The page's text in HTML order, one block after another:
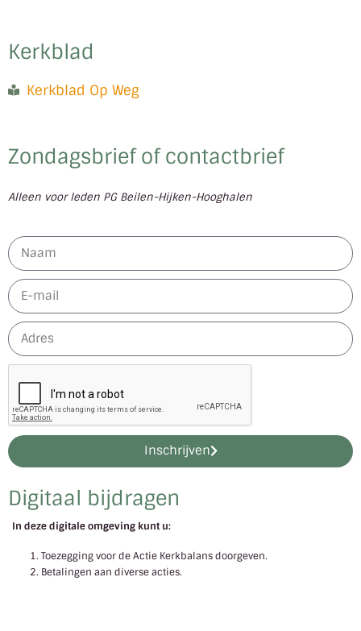
Digitaal bijdragen
In deze digitale omgeving kunt u:
Toezegging voor de Actie Kerkbalans doorgeven.
Betalingen aan diverse acties.
Kerkblad
Kerkblad Op Weg
Zondagsbrief of contactbrief
Alleen voor leden PG Beilen-Hijken-Hooghalen
Inschrijven